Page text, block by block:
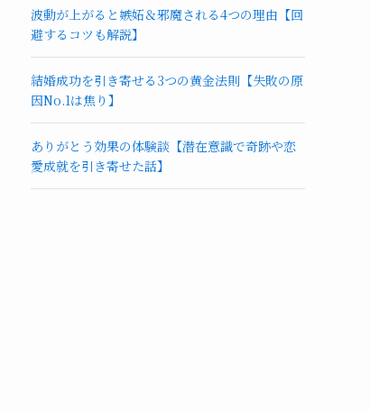
波動が上がると嫉妬＆邪魔される4つの理由【回
避するコツも解説】
結婚成功を引き寄せる3つの黄金法則【失敗の原
因No.1は焦り】
ありがとう効果の体験談【潜在意識で奇跡や恋
愛成就を引き寄せた話】